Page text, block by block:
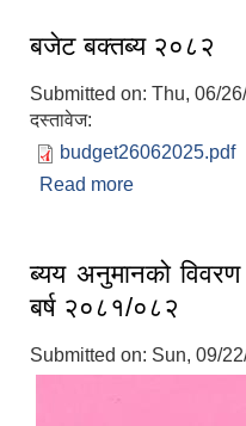
बजेट बक्तब्य २०८२
Submitted on: Thu, 06/
दस्तावेज:
budget26062025.pdf
Read more
ब्यय अनुमानको
बर्ष २०८१/०८२
Submitted on: Sun, 09/